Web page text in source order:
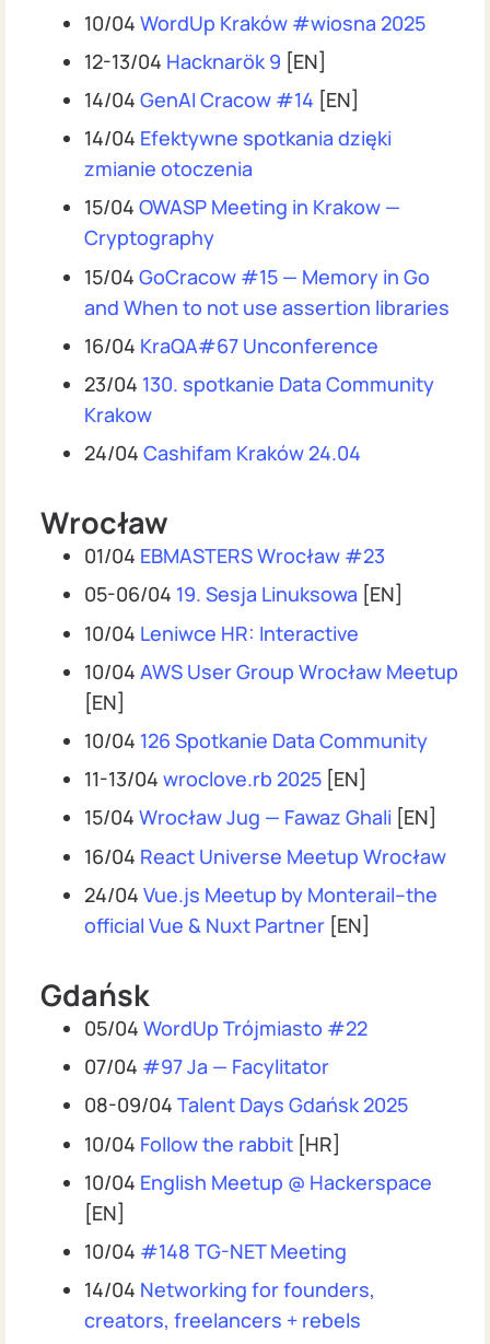
10/04 WordUp Kraków #wiosna 2025
12-13/04 Hacknarök 9 [EN]
14/04 GenAI Cracow #14 [EN]
14/04 Efektywne spotkania dzięki
zmianie otoczenia
15/04 OWASP Meeting in Krakow —
Cryptography
15/04 GoCracow #15 — Memory in Go
and When to not use assertion libraries
16/04 KraQA#67 Unconference
23/04 130. spotkanie Data Community
Krakow
24/04 Cashifam Kraków 24.04
Wrocław
01/04 EBMASTERS Wrocław #23
05-06/04 19. Sesja Linuksowa [EN]
10/04 Leniwce HR: Interactive
10/04 AWS User Group Wrocław Meetup
[EN]
10/04 126 Spotkanie Data Community
11-13/04 wroclove.rb 2025 [EN]
15/04 Wrocław Jug — Fawaz Ghali [EN]
16/04 React Universe Meetup Wrocław
24/04 Vue.js Meetup by Monterail–the
official Vue & Nuxt Partner [EN]
Gdańsk
05/04 WordUp Trójmiasto #22
07/04 #97 Ja — Facylitator
08-09/04 Talent Days Gdańsk 2025
10/04 Follow the rabbit [HR]
10/04 English Meetup @ Hackerspace
[EN]
10/04 #148 TG-NET Meeting
14/04 Networking for founders,
creators, freelancers + rebels